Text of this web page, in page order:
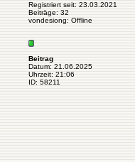
Registriert seit: 23.03.2021
Beiträge: 32
vondesiong: Offline
Beitrag
Datum: 21.06.2025
Uhrzeit: 21:06
ID: 58211